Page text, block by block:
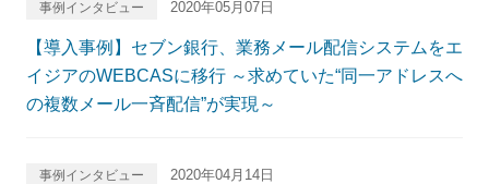
事例インタビュー 2020年05月07日
【導入事例】セブン銀行、業務メール配信システムをエ
イジアのWEBCASに移行 ～求めていた“同一アドレスへ
の複数メール一斉配信”が実現～
事例インタビュー 2020年04月14日